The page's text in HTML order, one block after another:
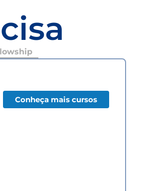
Conheça mais cursos